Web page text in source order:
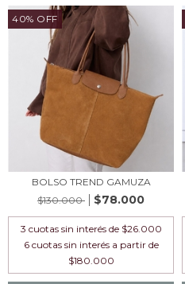
40% OFF
BOLSO TREND GAMUZA
$130.000
$78.000
3 cuotas sin interés de $26.000